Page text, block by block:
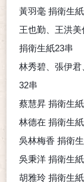
黃羽毫 捐衛生紙
王也勤、王洪
捐衛生紙23串
林秀碧、張伊
32串
蔡慧昇 捐衛生紙
林德在 捐衛生紙
吳林梅香 捐衛
吳秉洋 捐衛生紙
胡雅玲 捐衛生紙